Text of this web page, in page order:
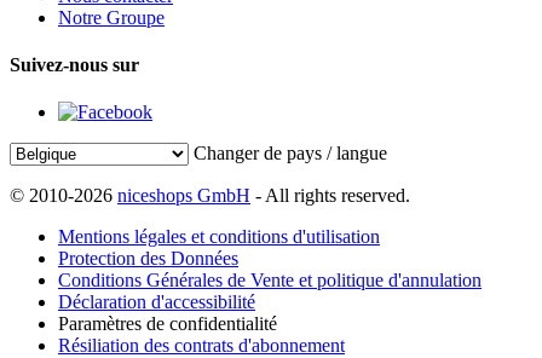
Notre Groupe
Suivez-nous sur
Changer de pays / langue
© 2010-2026 niceshops GmbH - All rights reserved.
Mentions légales et conditions d'utilisation
Protection des Données
Conditions Générales de Vente et politique d'annulation
Déclaration d'accessibilité
Paramètres de confidentialité
Résiliation des contrats d'abonnement